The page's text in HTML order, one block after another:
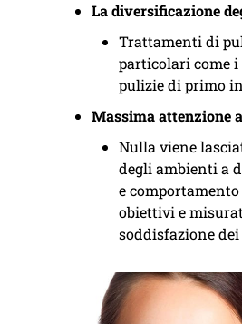
La diversificazione
Trattamenti di
particolari come
pulizie di primo
Massima attenzione
Nulla viene
degli ambienti a
e
obiettivi e
soddisfazione